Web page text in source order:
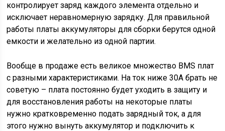
контролирует заряд каждого элемента отдельно и
исключает неравномерную зарядку. Для правильной
работы платы аккумуляторы для сборки берутся одной
емкости и желательно из одной партии.
Вообще в продаже есть великое множество BMS плат
с разными характеристиками. На ток ниже 30А брать не
советую – плата постоянно будет уходить в защиту и
для восстановления работы на некоторые платы
нужно кратковременно подать зарядный ток, а для
этого нужно вынуть аккумулятор и подключить к